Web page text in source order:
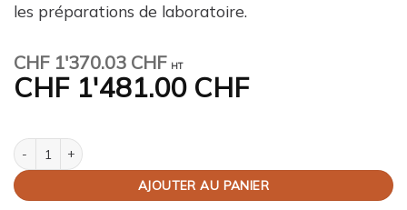
les préparations de laboratoire.
CHF1'370.03 CHF HT
CHF1'481.00 CHF
quantité de Planétaire, batteur 10 litres
AJOUTER AU PANIER